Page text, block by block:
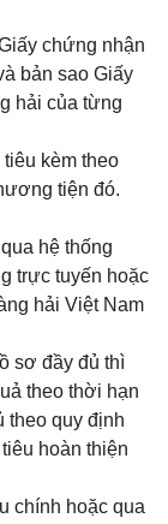
chứng nhận
bản sao Giấy
hải của từng
kèm theo
tiện đó.
hệ thống
trực tuyến hoặc
hải Việt Nam
sơ đầy đủ thì
theo thời hạn
theo quy định
hoàn thiện
chính hoặc qua